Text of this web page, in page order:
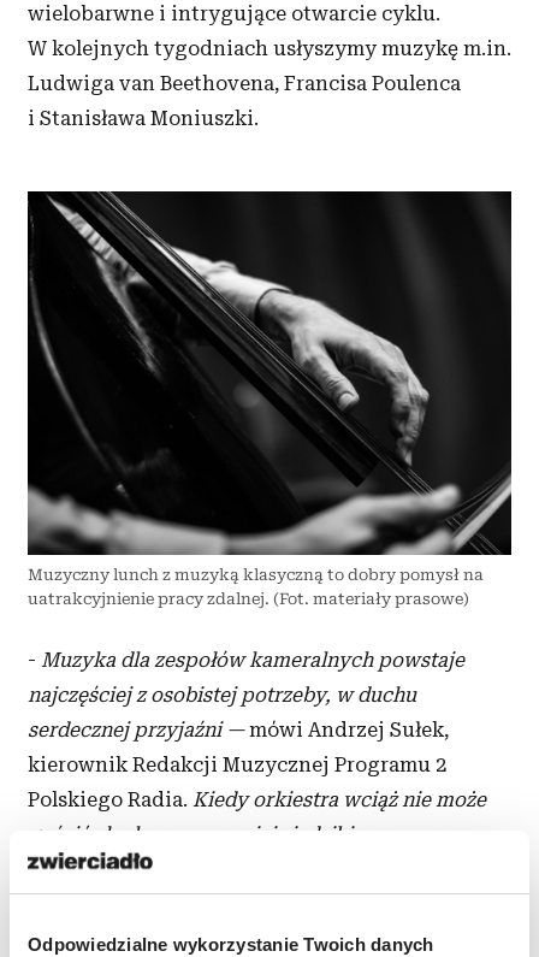
Odpowiedzialne wykorzystanie Twoich danych
wielobarwne i intrygujące otwarcie cyklu.
W kolejnych tygodniach usłyszymy muzykę m.in.
Ludwiga van Beethovena, Francisa Poulenca
i Stanisława Moniuszki.
Muzyczny lunch z muzyką klasyczną to dobry pomysł na
uatrakcyjnienie pracy zdalnej. (Fot. materiały prasowe)
- Muzyka dla zespołów kameralnych powstaje
najczęściej z osobistej potrzeby, w duchu
serdecznej przyjaźni —mówi Andrzej Sułek,
kierownik Redakcji Muzycznej Programu 2
Polskiego Radia. Kiedy orkiestra wciąż nie może
gościć słuchaczy w swojej siedzibie, muzycy
nieustannie szukają nowych sposobów kontaktu
obiadowe w kameralnym towarzystwie duetów,